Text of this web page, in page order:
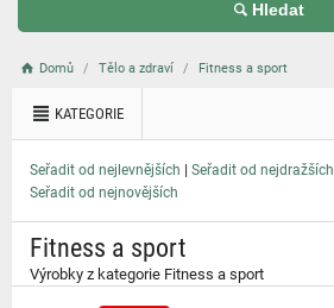
Hledat
Domů Tělo a zdraví Fitness a sport
KATEGORIE
Seřadit od nejlevnějších | Seřadit od nejdražších
Seřadit od nejnovějších
Fitness a sport
Výrobky z kategorie Fitness a sport